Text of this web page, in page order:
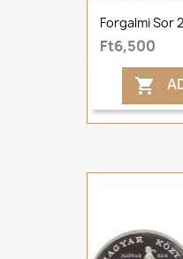
Forgalmi Sor
Ft6,500
